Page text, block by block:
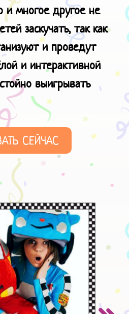
и многое другое не
заскучать, так как
и проведут
и интерактивной
выигрывать
СЕЙЧАС